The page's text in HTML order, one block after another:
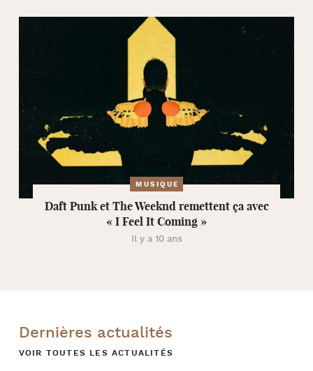
MUSIQUE
Daft Punk et The Weeknd remettent ça avec
« I Feel It Coming »
Il y a 10 ans
Dernières actualités
VOIR TOUTES LES ACTUALITÉS